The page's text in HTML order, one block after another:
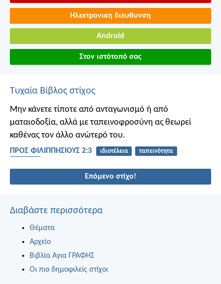
Ηλεκτρονικη διευθυνση
Android
Στον ιστότοπό σας
Τυχαία Βίβλος στίχος
Μην κάνετε τίποτε από ανταγωνισμό ή από
ματαιοδοξία, αλλά με ταπεινοφροσύνη ας θεωρεί
καθένας τον άλλο ανώτερό του.
ΠΡΟΣ ΦΙΛΙΠΠΗΣΙΟΥΣ 2:3 ιδιοτέλεια
ταπεινότητα
Επόμενο στίχο!
Διαβάστε περισσότερα
Θέματα
Αρχείο
Βιβλία Αγια ΓΡΑΦΗΣ
Οι πιο δημοφιλείς στίχοι